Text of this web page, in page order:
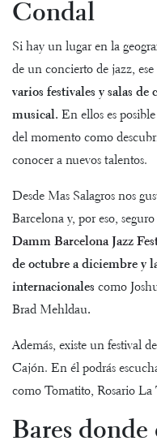
Condal
Si hay un lugar en la
de un concierto de jazz, ese
varios festivales y salas de
musical. En ellos es
del momento como
conocer a nuevos talentos.
Desde Mas Salagros nos
Barcelona y, por eso,
Damm Barcelona Jazz
de octubre a diciembre y
internacionales como
Brad Mehldau.
Además, existe un festival
Cajón. En él podrás
como Tomatito, Rosario
Bares donde